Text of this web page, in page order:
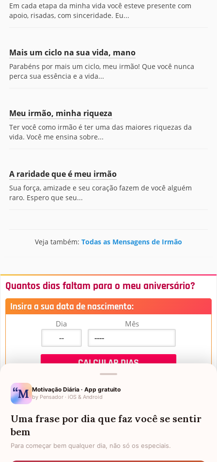
Em cada etapa da minha vida você esteve presente com
apoio, risadas, com sinceridade. Eu...
Mais um ciclo na sua vida, mano
Parabéns por mais um ciclo, meu irmão! Que você nunca
perca sua essência e a vida...
Meu irmão, minha riqueza
Ter você como irmão é ter uma das maiores riquezas da
vida. Você me ensina sobre...
A raridade que é meu irmão
Sua força, amizade e seu coração fazem de você alguém
raro. Espero que seu...
Veja também: Todas as Mensagens de Irmão
Quantos dias faltam para o meu aniversário?
Insira a sua data de nascimento:
Dia Mês
Mensagens de Aniversário
FALTAM 3 DIAS PARA O MEU
Motivação Diária · App gratuito
by Pensador · iOS & Android
Uma frase por dia que faz você se sentir
bem
Para começar bem qualquer dia, não só os especiais.